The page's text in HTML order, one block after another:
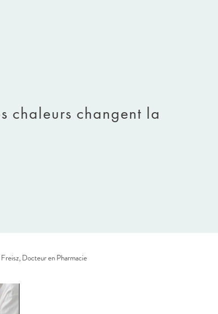
chaleurs changent la
Docteur en Pharmacie